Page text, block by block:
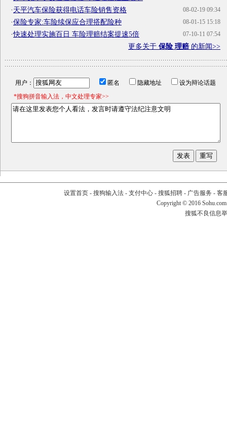
08-02-19 09:34
·天平汽车保险获得电话车险销售资格
08-01-15 15:18
·保险专家:车险续保应合理搭配险种
07-10-11 07:54
·快速处理实施百日 车险理赔结案提速5倍
更多关于 保险 理赔的新闻>>
用户： 匿名 隐藏地址
设为辩论话题
*搜狗拼音输入法，中文处理专家>>
设置首页- 搜狗输入法- 支付中心- 搜狐招聘- 广告服务 - 客
Copyright © 2016
搜狐不良信息